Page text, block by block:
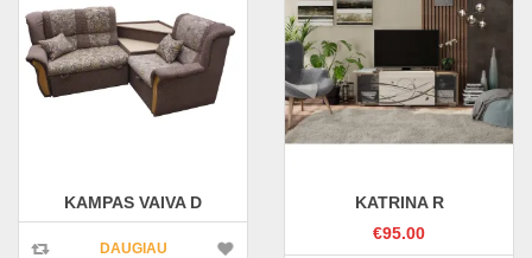
KAMPAS VAIVA D
DAUGIAU
KATRINA R
€95.00